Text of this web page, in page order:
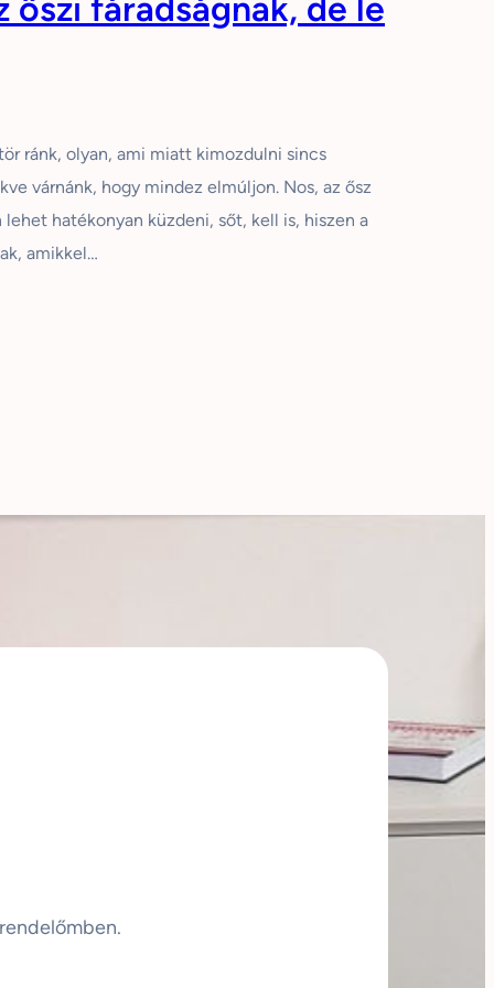
ránk, olyan, ami miatt kimozdulni sincs
várnánk, hogy mindez elmúljon. Nos, az ősz
hatékonyan küzdeni, sőt, kell is, hiszen a
amikkel…